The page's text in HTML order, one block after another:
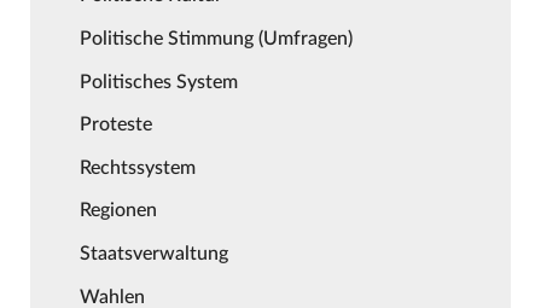
Politische Stimmung (Umfragen)
Politisches System
Proteste
Rechtssystem
Regionen
Staatsverwaltung
Wahlen